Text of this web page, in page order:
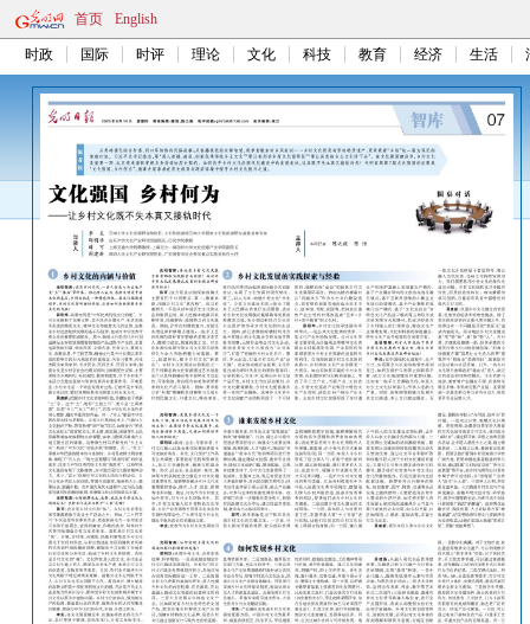
首页 English
时政 国际 时评 理论 文化 科技 教育 经济 生活